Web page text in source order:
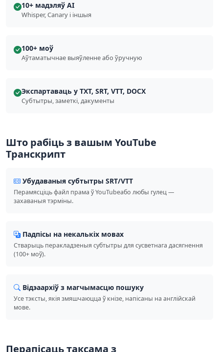
10+ мадэляў AI
Whisper, Canary і іншыя
100+ моў
Аўтаматычнае выяўленне або ўручную
Экспартаваць у TXT, SRT, VTT, DOCX
Субтытры, заметкі, дакументы
Што рабіць з вашым YouTube
Транскрипт
Убудаваныя субтытры SRT/VTT
Перамясціць файл прама ў YouTubeабо любы гулец —
захаваныя тэрміны.
Падпісы на некалькіх мовах
Стварыць перакладзеныя субтытры для сусветнага дасягнення
(100+ моў).
Відэаархіў з магчымасцю пошуку
Усе тэксты, якія змяшчаюцца ў кнізе, напісаны на англійскай
мове.
Перапісаць таксама з